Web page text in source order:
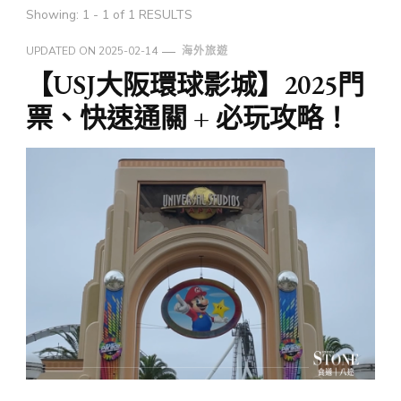
Showing: 1 - 1 of 1 RESULTS
UPDATED ON 2025-02-14 海外旅遊
【USJ大阪環球影城】2025門
票、快速通關 + 必玩攻略！